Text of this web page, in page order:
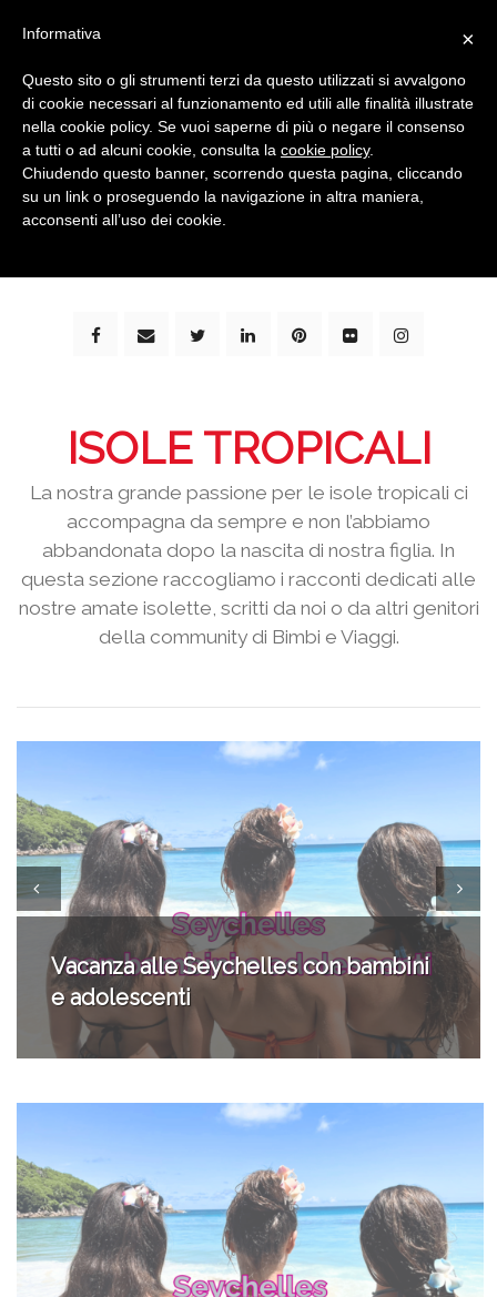
bimbi e viaggi - family travel blog: community #1 in
ISOLE TROPICALI
La nostra grande passione per le isole tropicali ci
accompagna da sempre e non l’abbiamo
abbandonata dopo la nascita di nostra figlia. In
questa sezione raccogliamo i racconti dedicati alle
nostre amate isolette, scritti da noi o da altri genitori
della community di Bimbi e Viaggi.
Viaggio di nozze tra Canada e Aruba
con bambini: diario di viaggio e
consigli
×
Informativa
Questo sito o gli strumenti terzi da questo utilizzati si avvalgono
di cookie necessari al funzionamento ed utili alle finalità illustrate
nella cookie policy. Se vuoi saperne di più o negare il consenso
a tutti o ad alcuni cookie, consulta la cookie policy.
Chiudendo questo banner, scorrendo questa pagina, cliccando
su un link o proseguendo la navigazione in altra maniera,
acconsenti all’uso dei cookie.